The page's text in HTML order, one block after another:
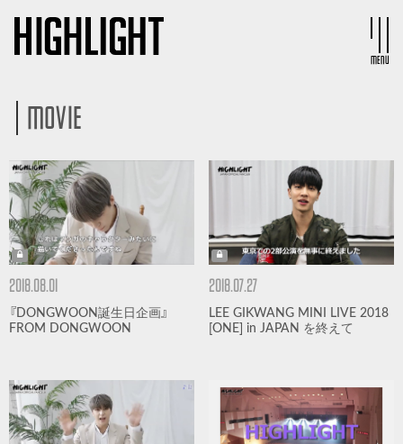
MENU
MOVIE
2018.08.01
『DONGWOON誕生日企画』
FROM DONGWOON
2018.07.27
LEE GIKWANG MINI LIVE 2018
[ONE] in JAPAN を終えて